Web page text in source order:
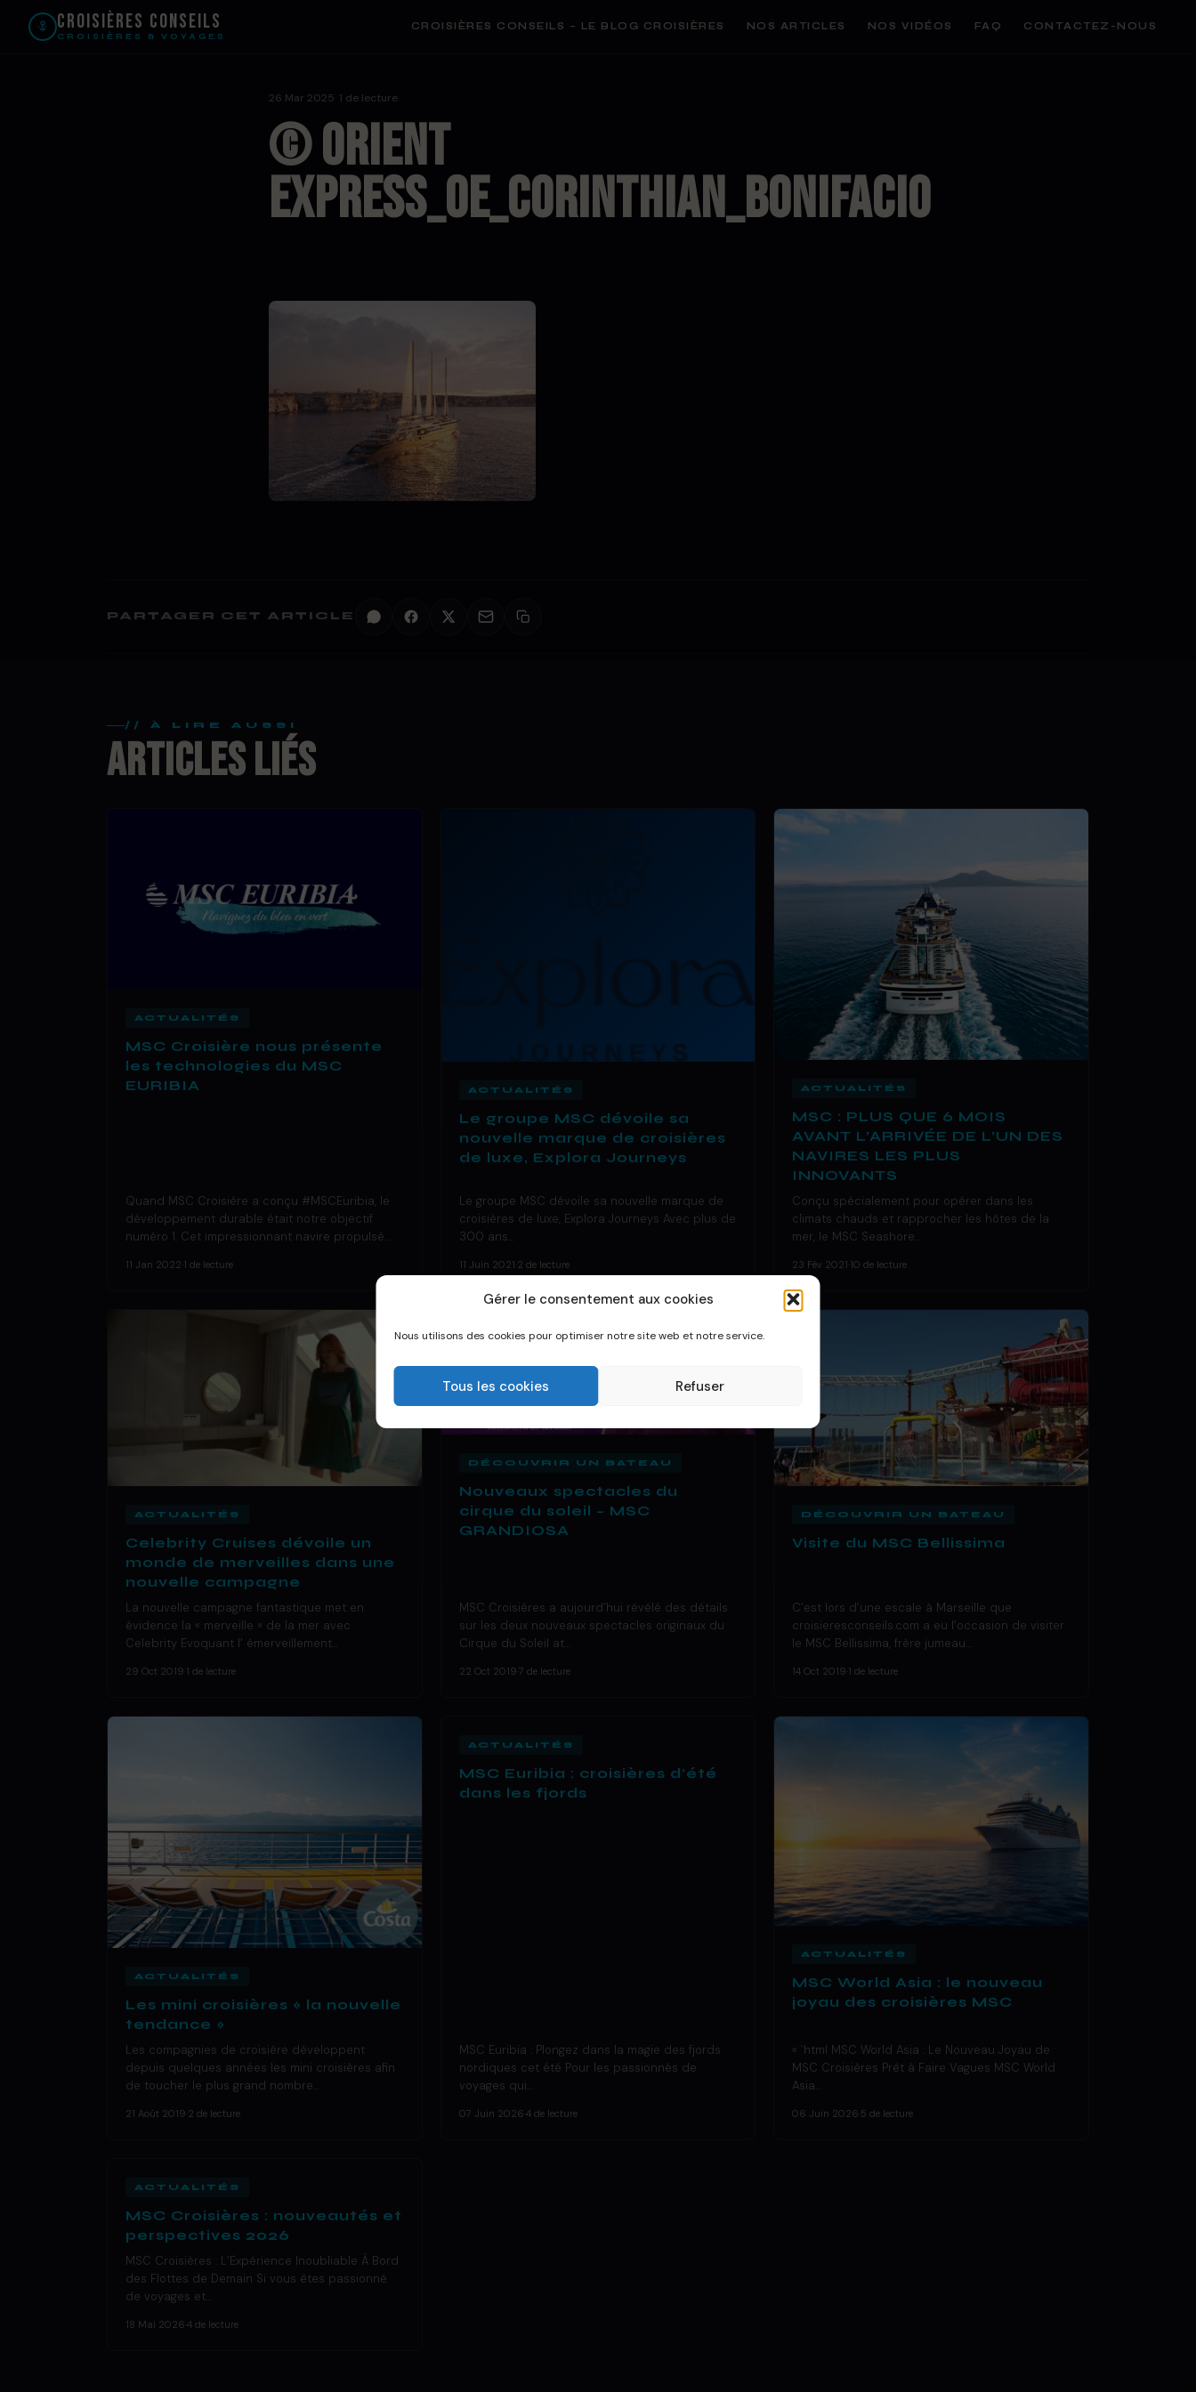
Gérer le consentement aux cookies
Nous utilisons des cookies pour optimiser notre site web et notre service.
Tous les cookies Refuser
Croisières Conseils
CROISIÈRES & VOYAGES
CROISIÈRES CONSEILS – LE BLOG CROISIÈRES NOS ARTICLES NOS VIDÉOS FAQ CONTACTEZ-NOUS
26 Mar 2025 · 1 de lecture
© ORIENT
EXPRESS_OE_CORINTHIAN_BONIFACIO
PARTAGER CET ARTICLE
// À LIRE AUSSI
ARTICLES LIÉS
ACTUALITÉS
MSC Croisière nous présente
les technologies du MSC
EURIBIA
Quand MSC Croisière a conçu #MSCEuribia, le
développement durable était notre objectif
numéro 1. Cet impressionnant navire propulsé…
11 Jan 2022 1 de lecture
ACTUALITÉS
Le groupe MSC dévoile sa
nouvelle marque de croisières
de luxe, Explora Journeys
Le groupe MSC dévoile sa nouvelle marque de
croisières de luxe, Explora Journeys Avec plus de
300 ans…
11 Juin 2021 2 de lecture
ACTUALITÉS
MSC : PLUS QUE 6 MOIS
AVANT L’ARRIVÉE DE L’UN DES
NAVIRES LES PLUS
INNOVANTS
Conçu spécialement pour opérer dans les
climats chauds et rapprocher les hôtes de la
mer, le MSC Seashore…
23 Fév 2021 10 de lecture
ACTUALITÉS
Celebrity Cruises dévoile un
monde de merveilles dans une
nouvelle campagne
La nouvelle campagne fantastique met en
évidence la « merveille » de la mer avec
Celebrity Evoquant l’ émerveillement…
29 Oct 2019 1 de lecture
DÉCOUVRIR UN BATEAU
Nouveaux spectacles du
cirque du soleil – MSC
GRANDIOSA
MSC Croisières a aujourd’hui révélé des détails
sur les deux nouveaux spectacles originaux du
Cirque du Soleil at…
22 Oct 2019 7 de lecture
DÉCOUVRIR UN BATEAU
Visite du MSC Bellissima
C’est lors d’une escale à Marseille que
croisieresconseils.com a eu l’occasion de visiter
le MSC Bellissima, frère jumeau…
14 Oct 2019 1 de lecture
ACTUALITÉS
Les mini croisières « la nouvelle
tendance »
Les compagnies de croisière développent
depuis quelques années les mini croisières afin
de toucher le plus grand nombre…
21 Août 2019 2 de lecture
ACTUALITÉS
MSC Euribia : croisières d’été
dans les fjords
MSC Euribia : Plongez dans la magie des fjords
nordiques cet été Pour les passionnés de
voyages qui…
07 Juin 2026 4 de lecture
ACTUALITÉS
MSC World Asia : le nouveau
joyau des croisières MSC
« `html MSC World Asia : Le Nouveau Joyau de
MSC Croisières Prêt à Faire Vagues MSC World
Asia…
06 Juin 2026 5 de lecture
ACTUALITÉS
MSC Croisières : nouveautés et
perspectives 2026
MSC Croisières : L’Expérience Inoubliable À Bord
des Flottes de Demain Si vous êtes passionné
de voyages et…
18 Mai 2026 4 de lecture